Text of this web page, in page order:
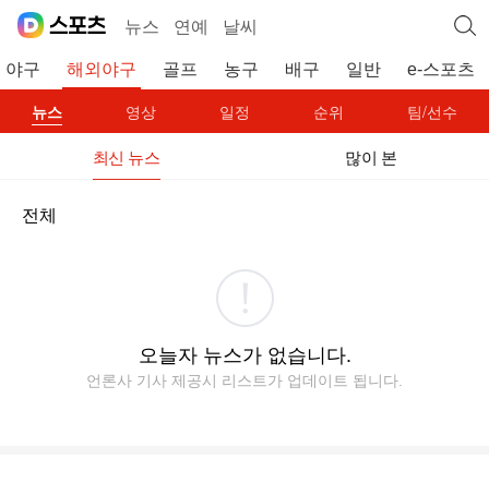
뉴스 연예 날씨
야구 해외야구 골프 농구 배구 일반 e-스포츠
뉴스 영상 일정 순위 팀/선수
최신 뉴스 많이 본
전체
오늘자 뉴스가 없습니다.
언론사 기사 제공시 리스트가 업데이트 됩니다.